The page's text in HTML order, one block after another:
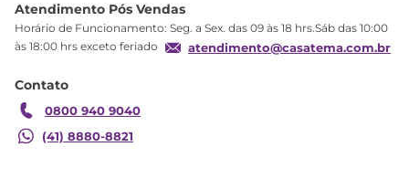
Troca
Garantia
Atendimento Pós Vendas
Horário de Funcionamento: Seg. a Sex. das 09 às 18 hrs.Sáb das 10:00
às 18:00 hrs exceto feriado
atendimento@casatema.com.br
Contato
0800 940 9040
(41) 8880-8821